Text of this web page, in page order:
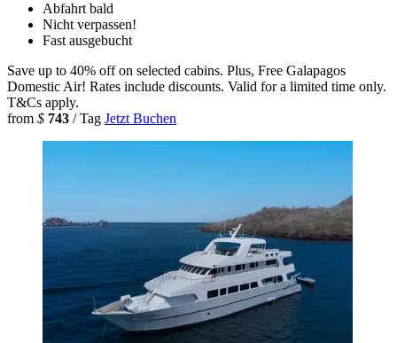
Abfahrt bald
Nicht verpassen!
Fast ausgebucht
Save up to 40% off on selected cabins. Plus, Free Galapagos
Domestic Air! Rates include discounts. Valid for a limited time only.
T&Cs apply.
from $ 743 / Tag Jetzt Buchen